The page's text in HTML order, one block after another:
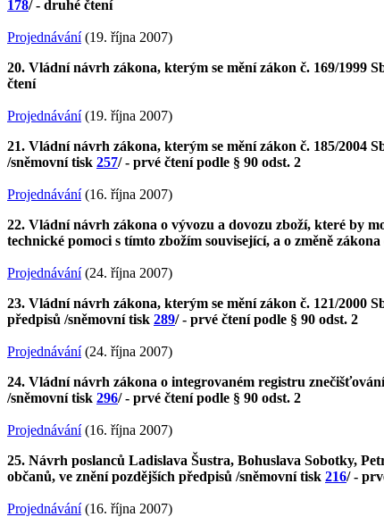
178/ - druhé čtení
Projednávání(19. října 2007)
20. Vládní návrh zákona, kterým se mění zákon č. 169/1999
čtení
Projednávání(19. října 2007)
21. Vládní návrh zákona, kterým se mění zákon č. 185/2004
/sněmovní tisk 257/ - prvé čtení podle § 90 odst. 2
Projednávání(16. října 2007)
22. Vládní návrh zákona o vývozu a dovozu zboží, které by
technické pomoci s tímto zbožím související, a o změně
Projednávání(24. října 2007)
23. Vládní návrh zákona, kterým se mění zákon č. 121/2000
předpisů /sněmovní tisk 289/ - prvé čtení podle § 90 odst. 2
Projednávání(24. října 2007)
24. Vládní návrh zákona o integrovaném registru
/sněmovní tisk 296/ - prvé čtení podle § 90 odst. 2
Projednávání(16. října 2007)
25. Návrh poslanců Ladislava Šustra, Bohuslava Sobotky,
občanů, ve znění pozdějších předpisů /sněmovní tisk 216/ -
Projednávání(16. října 2007)